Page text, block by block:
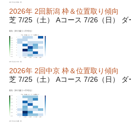
2026年 2回新潟 枠＆位置取り傾向
芝 7/25（土） Aコース 7/26（日） ダ
2026年 2回中京 枠＆位置取り傾向
芝 7/25（土） Aコース 7/26（日） ダ